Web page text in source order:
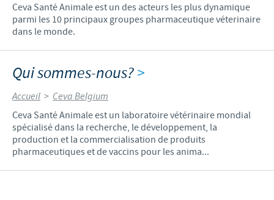
Ceva Santé Animale est un des acteurs les plus dynamique
parmi les 10 principaux groupes pharmaceutique véterinaire
dans le monde.
Qui sommes-nous?>
Accueil > Ceva Belgium
Ceva Santé Animale est un laboratoire vétérinaire mondial
spécialisé dans la recherche, le développement, la
production et la commercialisation de produits
pharmaceutiques et de vaccins pour les anima...